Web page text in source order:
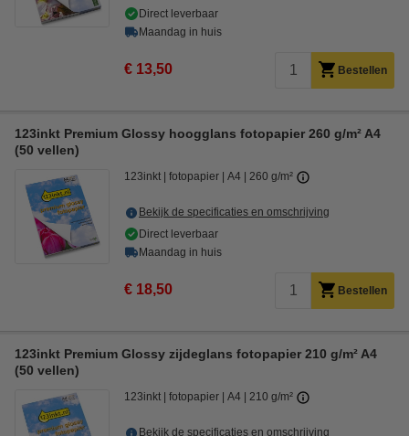
Direct leverbaar
Maandag in huis
€ 13,50 Bestellen
123inkt Premium Glossy hoogglans fotopapier 260 g/m² A4
(50 vellen)
123inkt fotopapier A4 260 g/m²
Bekijk de specificaties en omschrijving
Direct leverbaar
Maandag in huis
€ 18,50 Bestellen
123inkt Premium Glossy zijdeglans fotopapier 210 g/m² A4
(50 vellen)
123inkt fotopapier A4 210 g/m²
Bekijk de specificaties en omschrijving